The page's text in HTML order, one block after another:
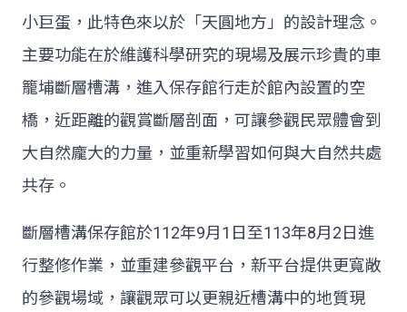
小巨蛋，此特色來以於「天圓地方」的設計理念。
主要功能在於維護科學研究的現場及展示珍貴的車
籠埔斷層槽溝，進入保存館行走於館內設置的空
橋，近距離的觀賞斷層剖面，可讓參觀民眾體會到
大自然龐大的力量，並重新學習如何與大自然共處
共存。
斷層槽溝保存館於112年9月1日至113年8月2日進
行整修作業，並重建參觀平台，新平台提供更寬敞
的參觀場域，讓觀眾可以更親近槽溝中的地質現